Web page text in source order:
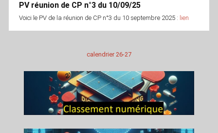
PV réunion de CP n°3 du 10/09/25
Voici le PV de la réunion de CP n°3 du 10 septembre 2025 : lien
calendrier 26-27